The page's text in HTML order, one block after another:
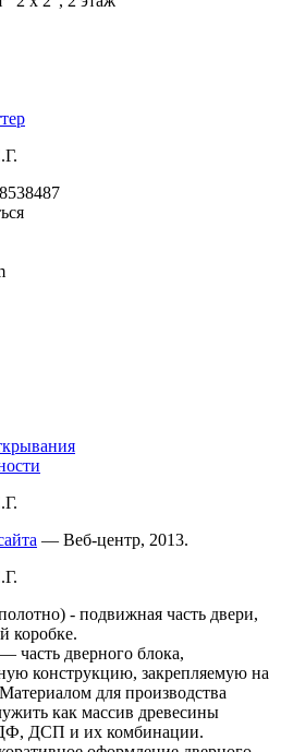
— Веб-центр, 2013.
- подвижная часть двери,
коробке.
часть дверного блока,
конструкцию, закрепляемую на
для производства
как массив древесины
ДСП и их комбинации.